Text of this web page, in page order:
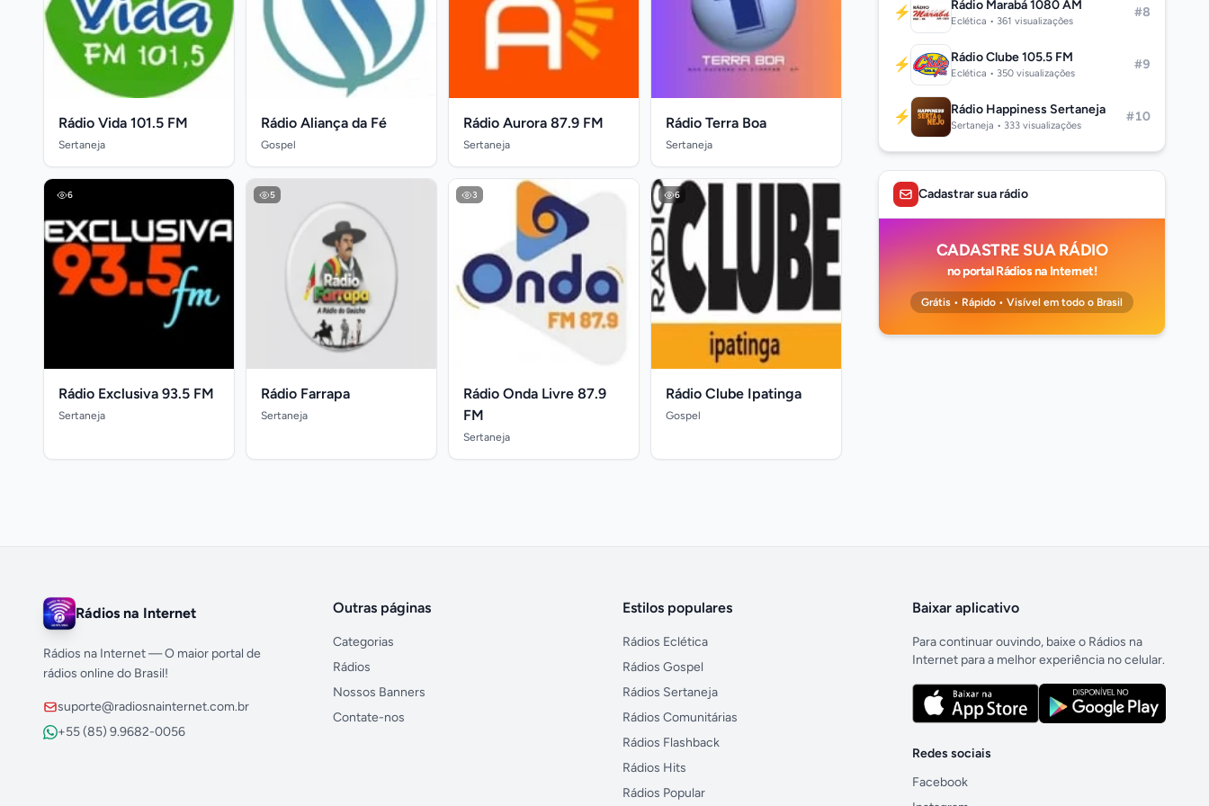
Rádio Vida 101.5 FM
Sertaneja
Rádio Aliança da Fé
Gospel
Rádio Aurora 87.9 FM
Sertaneja
Rádio Terra Boa
Sertaneja
6
Rádio Exclusiva 93.5 FM
Sertaneja
5
Rádio Farrapa
Sertaneja
3
Rádio Onda Livre 87.9
FM
Sertaneja
6
Rádio Clube Ipatinga
Gospel
⚡ Rádio Marabá 1080 AM
Eclética • 361 visualizações
#8
⚡ Rádio Clube 105.5 FM
Eclética • 350 visualizações
#9
⚡ Rádio Happiness Sertaneja
Sertaneja • 333 visualizações
#10
Cadastrar sua rádio
CADASTRE SUA RÁDIO
no portal Rádios na Internet!
Grátis • Rápido • Visível em todo o Brasil
Rádios na Internet
Rádios na Internet — O maior portal de
rádios online do Brasil!
suporte@radiosnainternet.com.br
+55 (85) 9.9682-0056
Outras páginas
Categorias
Rádios
Nossos Banners
Contate-nos
Estilos populares
Rádios Eclética
Rádios Gospel
Rádios Sertaneja
Rádios Comunitárias
Rádios Flashback
Rádios Hits
Rádios Popular
Baixar aplicativo
Para continuar ouvindo, baixe o Rádios na
Internet para a melhor experiência no celular.
Redes sociais
Facebook